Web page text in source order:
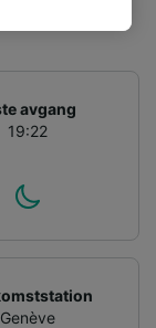
avgang
19:22
Genève
provide:
scan
Store